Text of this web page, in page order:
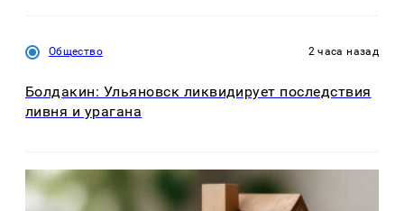
Общество 2 часа назад
Болдакин: Ульяновск ликвидирует последствия
ливня и урагана